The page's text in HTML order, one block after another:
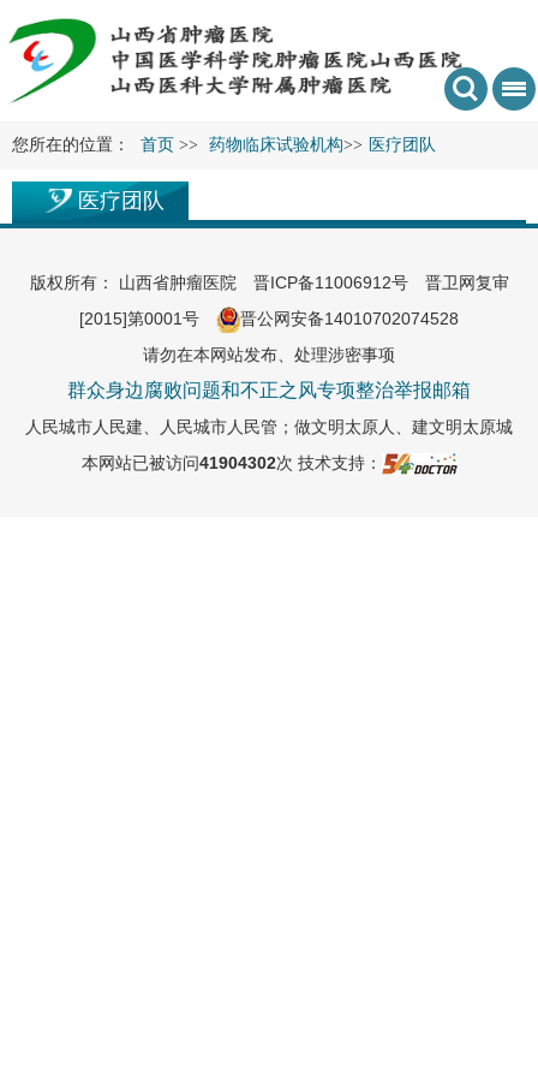
您所在的位置： 首页 >> 药物临床试验机构>> 医疗团队
医疗团队
版权所有： 山西省肿瘤医院 晋ICP备11006912号晋卫网复审
[2015]第0001号
晋公网安备14010702074528
请勿在本网站发布、处理涉密事项
群众身边腐败问题和不正之风专项整治举报邮箱
人民城市人民建、人民城市人民管；做文明太原人、建文明太原城
本网站已被访问41904302次 技术支持：